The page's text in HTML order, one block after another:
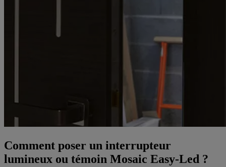
Comment poser un interrupteur
lumineux ou témoin Mosaic Easy-Led ?